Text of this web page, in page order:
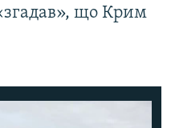
що Крим